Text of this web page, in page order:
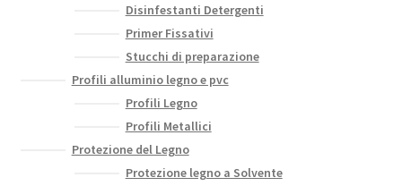
Disinfestanti Detergenti
Primer Fissativi
Stucchi di preparazione
Profili alluminio legno e pvc
Profili Legno
Profili Metallici
Protezione del Legno
Protezione legno a Solvente